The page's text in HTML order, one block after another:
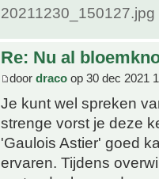
Re: Nu al
door draco op 30 dec 2021
Je kunt wel spreken
strenge vorst je deze
'Gaulois Astier' goed
ervaren. Tijdens